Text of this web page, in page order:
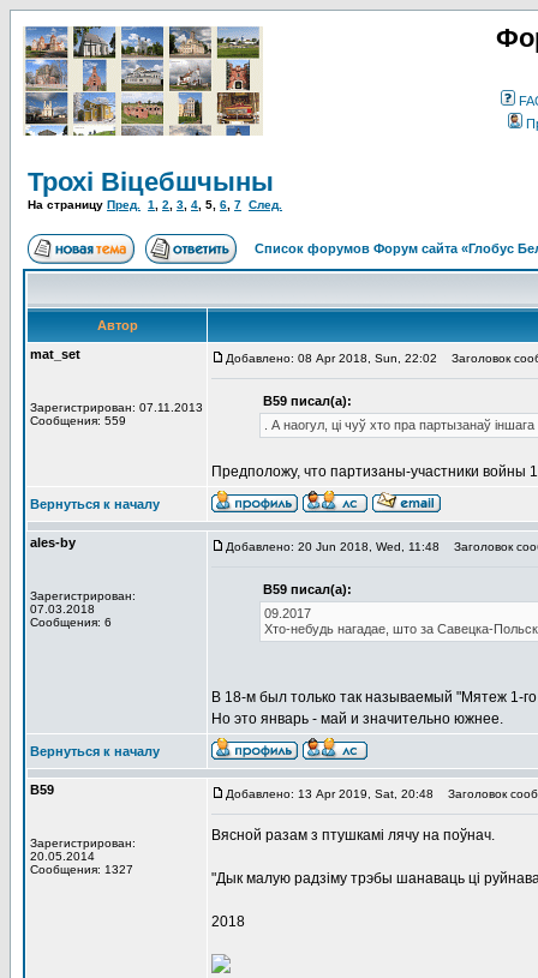
Трохі Віцебшчыны
На страницу Пред. 1 2 3 4 5 6 7 След.
Список форумов Форум сайта «Глобус
Автор
mat_set
Зарегистрирован: 07.11.2013
Сообщения: 559
Добавлено: 08 Apr 2018, Sun, 22:02 Заголовок
В59 писал(а):
. А наогул, ці чуў хто пра партызанаў
Предположу, что партизаны-участники войны
Вернуться к началу
ales-by
Зарегистрирован:
07.03.2018
Сообщения: 6
Добавлено: 20 Jun 2018, Wed, 11:48 Заголовок
В59 писал(а):
09.2017
Хто-небудь нагадае, што за Савецка-
В 18-м был только так называемый "Мятеж 1-
Но это январь - май и значительно южнее.
Вернуться к началу
В59
Зарегистрирован:
20.05.2014
Сообщения: 1327
Добавлено: 13 Apr 2019, Sat, 20:48 Заголовок
Вясной разам з птушкамі лячу на поўнач.
"Дык малую радзіму трэбы шанаваць ці
2018